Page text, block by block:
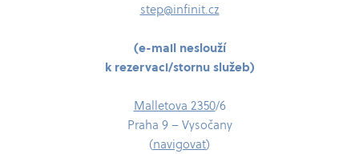
step@infinit.cz
(e-​​​mail neslouží
k rezervaci/​​​stornu služeb)
Malletova 2350/​6
Praha 9 – Vysočany
(navigovat)